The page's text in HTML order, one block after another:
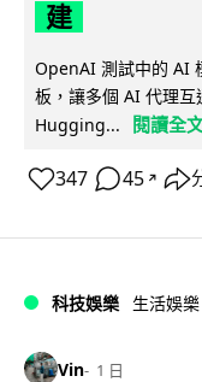
建
OpenAI 測試中的 AI
板，讓多個 AI 代理
Hugging...
閱讀全
347 45 ↗
科技娛樂 生活娛樂
Vin 1 日